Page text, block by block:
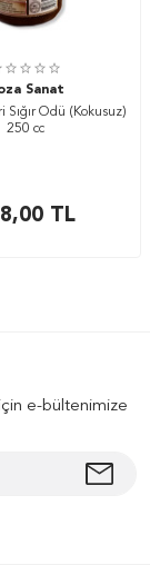
Sanat
Sığır Ödü (Kokusuz)
250 cc
TL
e-bültenimize